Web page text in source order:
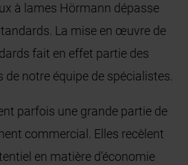
à lames Hörmann dépasse
La mise en œuvre de
fait en effet partie des
notre équipe de spécialistes.
parfois une grande partie de
commercial. Elles recèlent
en matière d’économie